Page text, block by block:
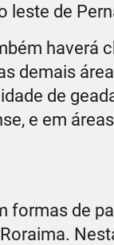
leste de
haverá
demais
de
e em
formas de